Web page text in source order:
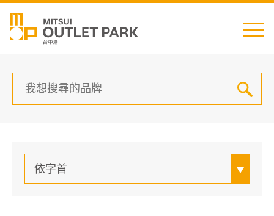
依字首